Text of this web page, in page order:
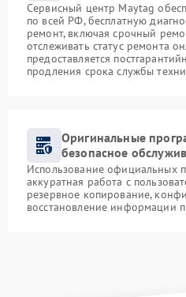
Сервисный центр Maytag
по всей РФ, бесплатную
ремонт, включая срочный
отслеживать статус ремонта
предоставляется
продления срока службы
Оригинальные
безопасное
Использование официальных
аккуратная работа с
резервное копирование,
восстановление информации